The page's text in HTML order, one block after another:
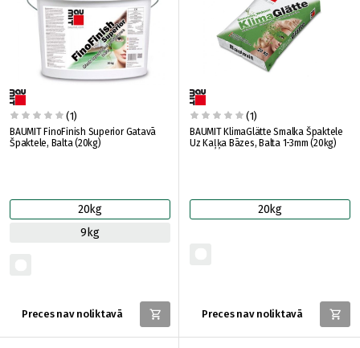
(1)
BAUMIT FinoFinish Superior Gatavā
Špaktele, Balta (20kg)
20kg
9kg
Preces nav noliktavā
(1)
BAUMIT KlimaGlätte Smalka Špaktele
Uz Kaļķa Bāzes, Balta 1-3mm (20kg)
20kg
Preces nav noliktavā